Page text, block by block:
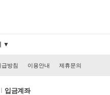
▼
방침 이용안내 제휴문의
입금계좌